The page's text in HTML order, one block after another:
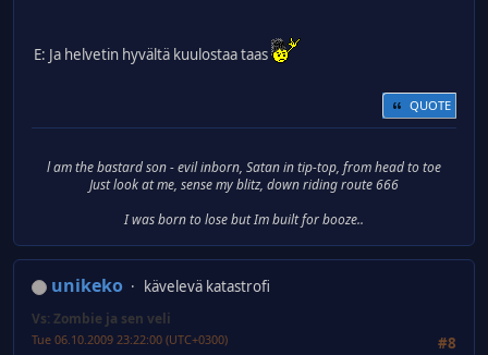
E: Ja helvetin hyvältä kuulostaa taas
QUOTE
l am the bastard son - evil inborn, Satan in tip-top, from head to toe
Just look at me, sense my blitz, down riding route 666
I was born to lose but Im built for booze..
unikeko kävelevä katastrofi
Vs: Zombie ja sen veli
#8
Tue 06.10.2009 23:22:00 (UTC+0300)